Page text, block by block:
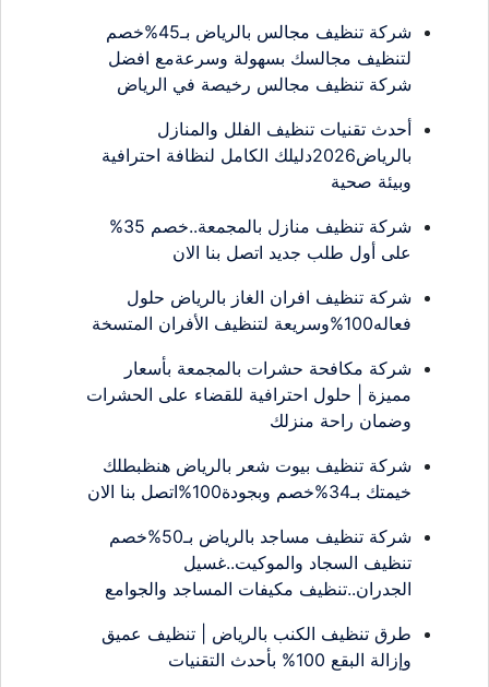
شركة تنظيف مجالس بالرياض بـ45%خصم
لتنظيف مجالسك بسهولة وسرعةمع افضل
شركة تنظيف مجالس رخيصة في الرياض
أحدث تقنيات تنظيف الفلل والمنازل
بالرياض2026دليلك الكامل لنظافة احترافية
وبيئة صحية
شركة تنظيف منازل بالمجمعة..خصم 35%
على أول طلب جديد اتصل بنا الان
شركة تنظيف افران الغاز بالرياض حلول
فعاله100%وسريعة لتنظيف الأفران المتسخة
شركة مكافحة حشرات بالمجمعة بأسعار
مميزة | حلول احترافية للقضاء على الحشرات
وضمان راحة منزلك
شركة تنظيف بيوت شعر بالرياض هنظبطلك
خيمتك بـ34%خصم وبجودة100%اتصل بنا الان
شركة تنظيف مساجد بالرياض بـ50%خصم
تنظيف السجاد والموكيت..غسيل
الجدران..تنظيف مكيفات المساجد والجوامع
طرق تنظيف الكنب بالرياض | تنظيف عميق
وإزالة البقع 100% بأحدث التقنيات